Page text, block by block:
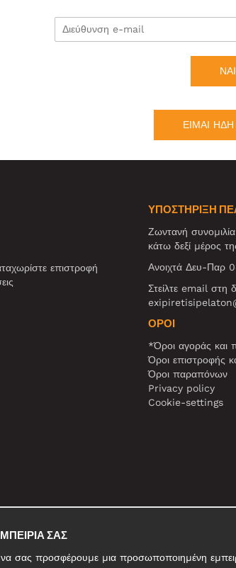
ΕΙΜΑΙ
επιστροφή
ΥΠΟΣΤΗΡΙΞΗ
Ζωντανή συνομιλία
κάτω δεξί μέρος
Ανοιχτά Δευ-Παρ
Στείλτε email στη
ΌΡΟΙ
*Όροι αγοράς και
Όροι επιστροφής
Όροι παραπόνων
Privacy policy
Cookie-settings
ΣΑΣ
σας προσφέρουμε μια προσωποποιημένη